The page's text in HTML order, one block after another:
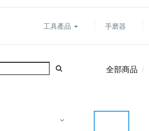
工具產品 手磨器
全部商品